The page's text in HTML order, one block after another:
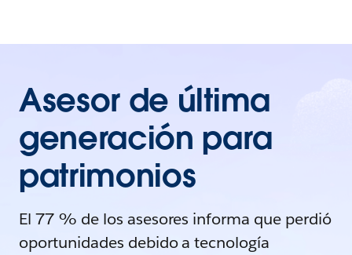
Asesor de última
generación para
patrimonios
El 77 % de los asesores informa que perdió
oportunidades debido a tecnología